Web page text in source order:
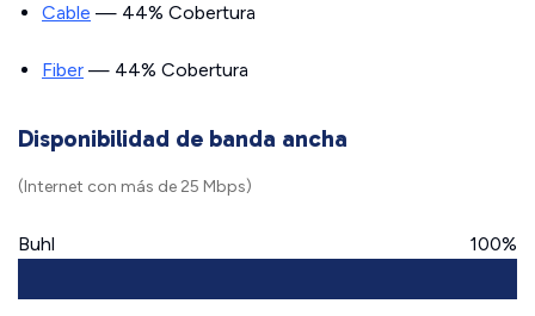
Cable — 44% Cobertura
Fiber — 44% Cobertura
Disponibilidad de banda ancha
(Internet con más de 25 Mbps)
Buhl 100%